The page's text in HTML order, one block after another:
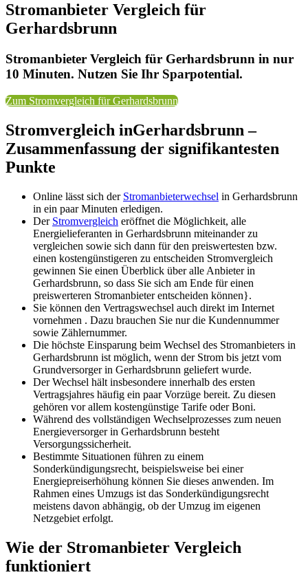
Stromanbieter Vergleich für
Gerhardsbrunn
Stromanbieter Vergleich für Gerhardsbrunn in nur
10 Minuten. Nutzen Sie Ihr Sparpotential.
Zum Stromvergleich für Gerhardsbrunn
Stromvergleich inGerhardsbrunn –
Zusammenfassung der signifikantesten
Punkte
Online lässt sich der Stromanbieterwechsel in Gerhardsbrunn
in ein paar Minuten erledigen.
Der Stromvergleich eröffnet die Möglichkeit, alle
Energielieferanten in Gerhardsbrunn miteinander zu
vergleichen sowie sich dann für den preiswertesten bzw.
einen kostengünstigeren zu entscheiden Stromvergleich
gewinnen Sie einen Überblick über alle Anbieter in
Gerhardsbrunn, so dass Sie sich am Ende für einen
preiswerteren Stromanbieter entscheiden können}.
Sie können den Vertragswechsel auch direkt im Internet
vornehmen . Dazu brauchen Sie nur die Kundennummer
sowie Zählernummer.
Die höchste Einsparung beim Wechsel des Stromanbieters in
Gerhardsbrunn ist möglich, wenn der Strom bis jetzt vom
Grundversorger in Gerhardsbrunn geliefert wurde.
Der Wechsel hält insbesondere innerhalb des ersten
Vertragsjahres häufig ein paar Vorzüge bereit. Zu diesen
gehören vor allem kostengünstige Tarife oder Boni.
Während des vollständigen Wechselprozesses zum neuen
Energieversorger in Gerhardsbrunn besteht
Versorgungssicherheit.
Bestimmte Situationen führen zu einem
Sonderkündigungsrecht, beispielsweise bei einer
Energiepreiserhöhung können Sie dieses anwenden. Im
Rahmen eines Umzugs ist das Sonderkündigungsrecht
meistens davon abhängig, ob der Umzug im eigenen
Netzgebiet erfolgt.
Wie der Stromanbieter Vergleich
funktioniert